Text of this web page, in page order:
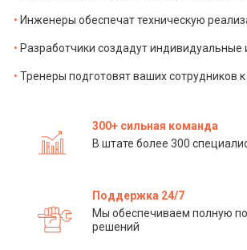
Инженеры обеспечат техническую
Разработчики создадут индивидуальные
Тренеры подготовят ваших сотрудников к
300+ сильная команда
В штате более 300
Поддержка 24/7
Мы обеспечиваем полную
решений